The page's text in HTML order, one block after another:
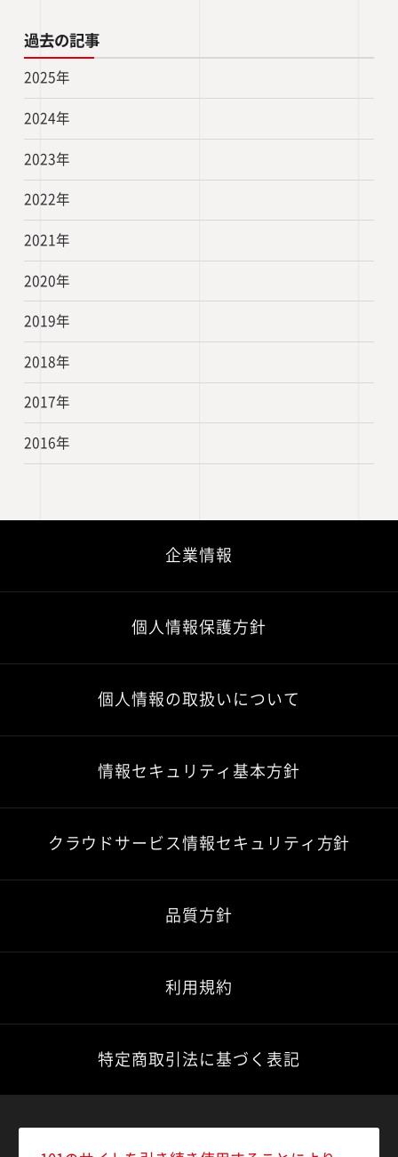
過去の記事
2025年
2024年
2023年
2022年
2021年
2020年
2019年
2018年
2017年
2016年
企業情報
個人情報保護方針
個人情報の取扱いについて
情報セキュリティ基本方針
クラウドサービス情報セキュリティ方針
品質方針
利用規約
特定商取引法に基づく表記